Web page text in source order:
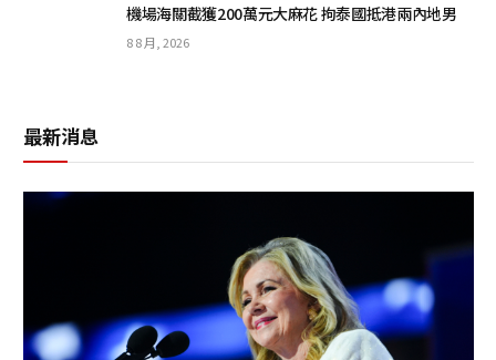
機場海關截獲200萬元大麻花 拘泰國抵港兩內地男
8 8 月, 2026
最新消息